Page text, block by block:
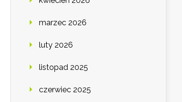
marzec 2026
luty 2026
listopad 2025
czerwiec 2025